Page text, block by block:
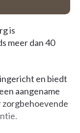
is
meer dan 40
en biedt
aangename
zorgbehoevende